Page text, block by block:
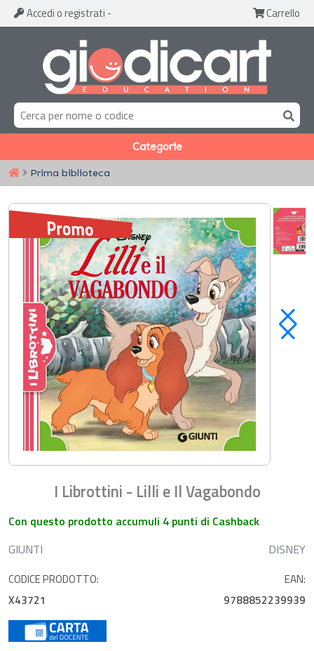
Accedi o registrati - Carrello
Categorie
Prima biblioteca
I Librottini - Lilli e Il Vagabondo
Con questo prodotto accumuli 4 punti di Cashback
GIUNTI
DISNEY
CODICE PRODOTTO:
X43721
EAN:
9788852239939